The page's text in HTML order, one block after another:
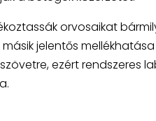
orvosaikat
jelentős
ezért rendszeres